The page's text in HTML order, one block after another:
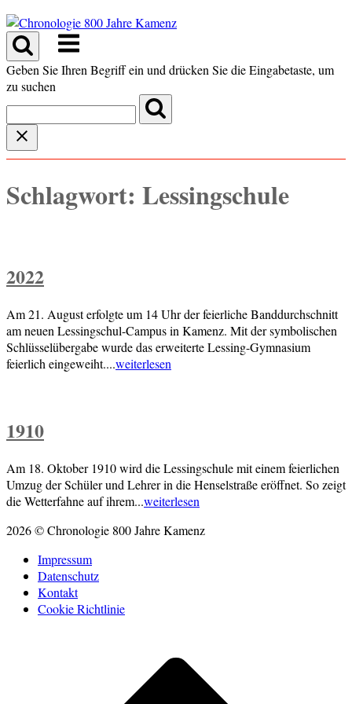
Skip
to
content
Menu
Geben Sie Ihren Begriff ein und drücken Sie die Eingabetaste, um
zu suchen
Schlagwort: Lessingschule
2022
Am 21. August erfolgte um 14 Uhr der feierliche Banddurchschnitt
am neuen Lessingschul-Campus in Kamenz. Mit der symbolischen
Schlüsselübergabe wurde das erweiterte Lessing-Gymnasium
feierlich eingeweiht....weiterlesen
1910
Am 18. Oktober 1910 wird die Lessingschule mit einem feierlichen
Umzug der Schüler und Lehrer in die Henselstraße eröffnet. So zeigt
die Wetterfahne auf ihrem...weiterlesen
2026 © Chronologie 800 Jahre Kamenz
Impressum
Datenschutz
Kontakt
Cookie Richtlinie